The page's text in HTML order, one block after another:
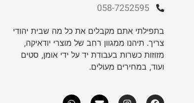
058-7252595
בתפילתי אתם מקבלים את כל מה שבית יהודי
צריך. תיהנו ממגוון רחב של מוצרי יודאיקה,
מזוזות כשרות בעבודת יד על ידי אומן, סטים
ועוד, במחירים מעולים.